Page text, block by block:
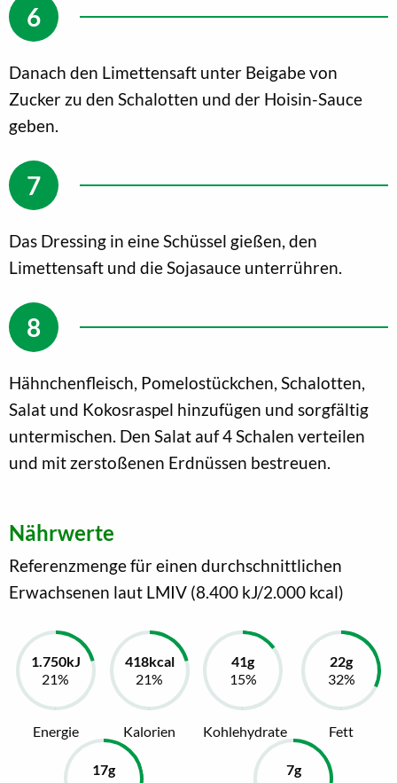
Danach den Limettensaft unter Beigabe von
Zucker zu den Schalotten und der Hoisin-Sauce
geben.
Das Dressing in eine Schüssel gießen, den
Limettensaft und die Sojasauce unterrühren.
Hähnchenfleisch, Pomelostückchen, Schalotten,
Salat und Kokosraspel hinzufügen und sorgfältig
untermischen. Den Salat auf 4 Schalen verteilen
und mit zerstoßenen Erdnüssen bestreuen.
Nährwerte
Referenzmenge für einen durchschnittlichen
Erwachsenen laut LMIV (8.400 kJ/2.000 kcal)
Energie Kalorien Kohlehydrate Fett